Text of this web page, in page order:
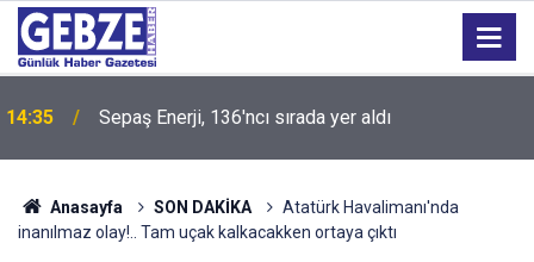
14:35 Sepaş Enerji, 136'ncı sırada yer aldı
Anasayfa SON DAKİKA
Atatürk Havalimanı'nda
inanılmaz olay!.. Tam uçak kalkacakken ortaya çıktı